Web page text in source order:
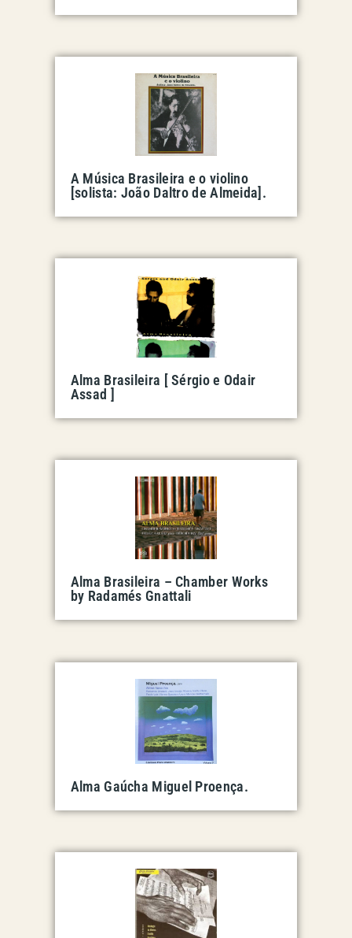
A Música Brasileira e o violino
[solista: João Daltro de Almeida].
Alma Brasileira [ Sérgio e Odair
Assad ]
Alma Brasileira – Chamber Works
by Radamés Gnattali
Alma Gaúcha Miguel Proença.